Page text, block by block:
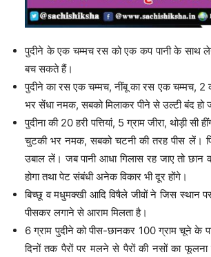
पुदीने के एक चम्मच रस को एक कप पानी के साथ
बच सकते हैं।
पुदीने का रस एक चम्मच, नींबू का रस एक चम्मच, 2
भर सेंधा नमक, सबको मिलाकर पीने से उल्टी बंद हो
पुदीना की 20 हरी पत्तियां, 5 ग्राम जीरा, थोड़ी सी
चुटकी भर नमक, सबको चटनी की तरह पीस लें।
उबाल लें। जब पानी आधा गिलास रह जाए तो
होगा तथा पेट संबंधी अनेक विकार भी दूर होंगे।
बिच्छू व मधुमक्खी आदि विषैले जीवों ने जिस स्थान पर
पीसकर लगाने से आराम मिलता है।
6 ग्राम पुदीने को पीस-छानकर 100 ग्राम चूने के
दिनों तक पैरों पर मलने से पैरों की नसों का